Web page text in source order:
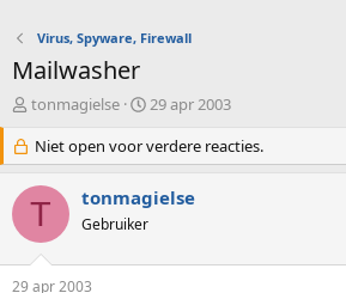
Virus, Spyware, Firewall
Mailwasher
O
d
e
r
w
tonmagielse
S
a
r
d
29 apr 2003
Niet open voor verdere reacties.
T tonmagielse
Gebruiker
29 apr 2003